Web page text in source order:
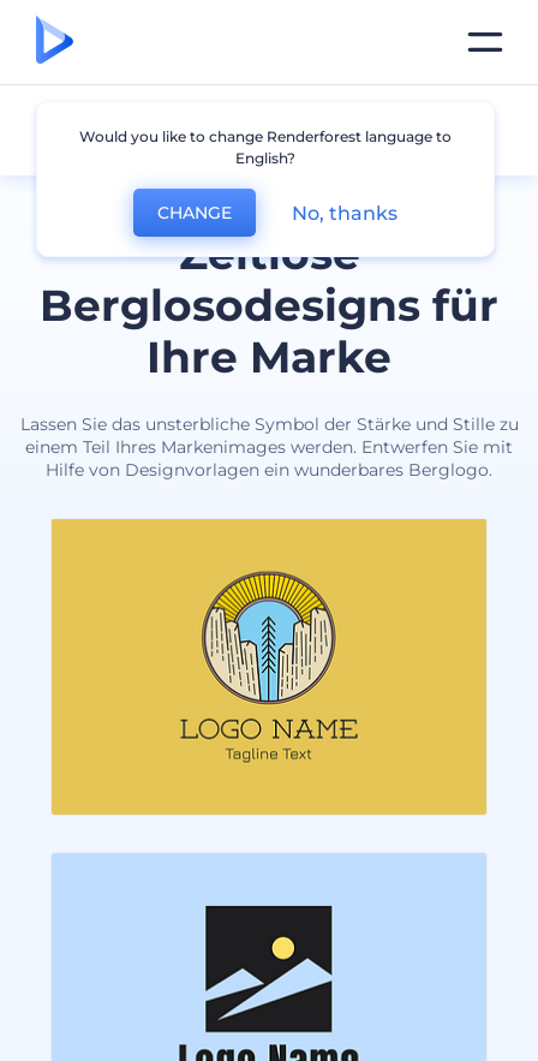
Zeitlose
Berglosodesigns für
Ihre Marke
Lassen Sie das unsterbliche Symbol der Stärke und Stille zu
einem Teil Ihres Markenimages werden. Entwerfen Sie mit
Hilfe von Designvorlagen ein wunderbares Berglogo.
Berg
Would you like to change Renderforest language to
English?
CHANGE No, thanks